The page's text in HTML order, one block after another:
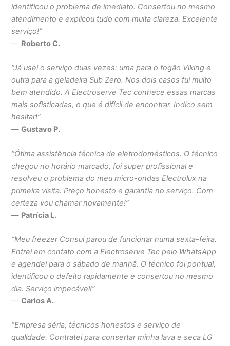
identificou o problema de imediato. Consertou no mesmo
atendimento e explicou tudo com muita clareza. Excelente
serviço!”
— Roberto C.
“Já usei o serviço duas vezes: uma para o fogão Viking e
outra para a geladeira Sub Zero. Nos dois casos fui muito
bem atendido. A Electroserve Tec conhece essas marcas
mais sofisticadas, o que é difícil de encontrar. Indico sem
hesitar!”
—Gustavo P.
“Ótima assistência técnica de eletrodomésticos. O técnico
chegou no horário marcado, foi super profissional e
resolveu o problema do meu micro-ondas Electrolux na
primeira visita. Preço honesto e garantia no serviço. Com
certeza vou chamar novamente!”
— Patrícia L.
“Meu freezer Consul parou de funcionar numa sexta-feira.
Entrei em contato com a Electroserve Tec pelo WhatsApp
e agendei para o sábado de manhã. O técnico foi pontual,
identificou o defeito rapidamente e consertou no mesmo
dia. Serviço impecável!”
—Carlos A.
“Empresa séria, técnicos honestos e serviço de
qualidade. Contratei para consertar minha lava e seca LG